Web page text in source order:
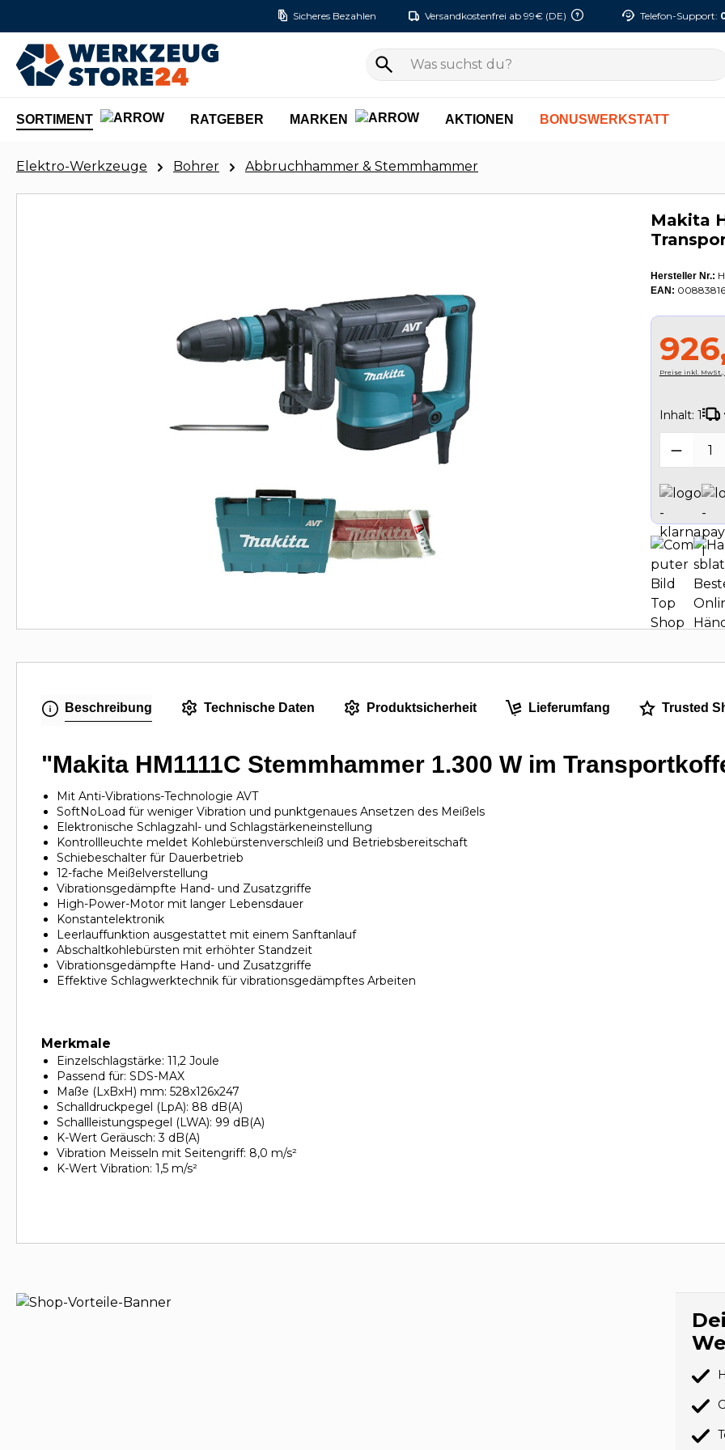
Sicheres Bezahlen Versandkostenfrei ab 99€ (DE) Telefon-Support:
SORTIMENT RATGEBER MARKEN AKTIONEN BONUSWERKSTATT
Elektro-Werkzeuge Bohrer Abbruchhammer & Stemmhammer
Makita
Hersteller Nr.:
EAN:
Preise inkl.
Inhalt: 1
Beschreibung Technische Daten Produktsicherheit Lieferumfang Trusted
"Makita HM1111C Stemmhammer 1.300 W im
Mit Anti-Vibrations-Technologie AVT
SoftNoLoad für weniger Vibration und punktgenaues Ansetzen des Meißels
Elektronische Schlagzahl- und Schlagstärkeneinstellung
Kontrollleuchte meldet Kohlebürstenverschleiß und Betriebsbereitschaft
Schiebeschalter für Dauerbetrieb
12-fache Meißelverstellung
Vibrationsgedämpfte Hand- und Zusatzgriffe
High-Power-Motor mit langer Lebensdauer
Konstantelektronik
Leerlauffunktion ausgestattet mit einem Sanftanlauf
Abschaltkohlebürsten mit erhöhter Standzeit
Vibrationsgedämpfte Hand- und Zusatzgriffe
Effektive Schlagwerktechnik für vibrationsgedämpftes Arbeiten
Merkmale
Einzelschlagstärke: 11,2 Joule
Passend für: SDS-MAX
Maße (LxBxH) mm: 528x126x247
Schalldruckpegel (LpA): 88 dB(A)
Schallleistungspegel (LWA): 99 dB(A)
K-Wert Geräusch: 3 dB(A)
Vibration Meisseln mit Seitengriff: 8,0 m/s²
K-Wert Vibration: 1,5 m/s²